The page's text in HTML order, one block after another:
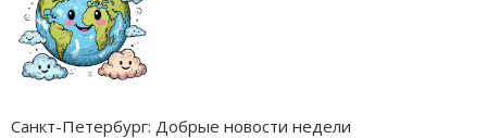
Санкт-Петербург: Добрые новости недели